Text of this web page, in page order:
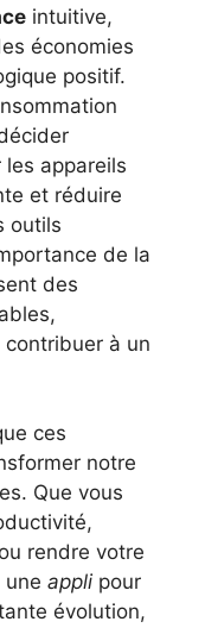
intuitive,
économies
positif.
appareils
et réduire
outils
de la
des
à un
ces
notre
Que vous
rendre votre
une appli pour
évolution,